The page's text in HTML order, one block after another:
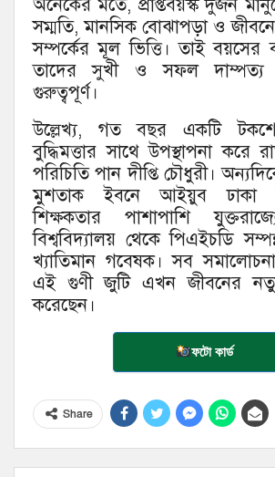
অনেকের মতে, প্রাপ্তবয়স্ক দুজন
সম্মতি, মানসিক বোঝাপড়া ও
সম্পর্কের মূল ভিত্তি। তাই বয়সের
তাদের সুখী ও সফল দাম্পত্য
গুরুত্বপূর্ণ।
উল্লেখ্য, গত বছর একটি
বুদ্ধিমত্তার সাথে উপস্থাপনা করে
পরিচিতি পান দীপ্তি চৌধুরী।
মুশতাক ইবনে আইয়ুব ঢাকা
শিক্ষকতার পাশাপাশি
বিশ্ববিদ্যালয় থেকে পিএইচডি
খ্যাতিমান গবেষক। সব
এই গুণী জুটি এখন জীবনের
করেছেন।
ফটো কার্ড
Share